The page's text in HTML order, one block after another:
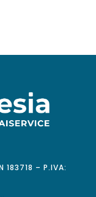
183718 – P.IVA: